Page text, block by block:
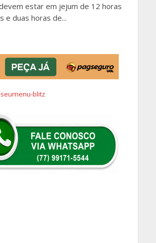
estar em jejum de 12 horas
e duas horas de...